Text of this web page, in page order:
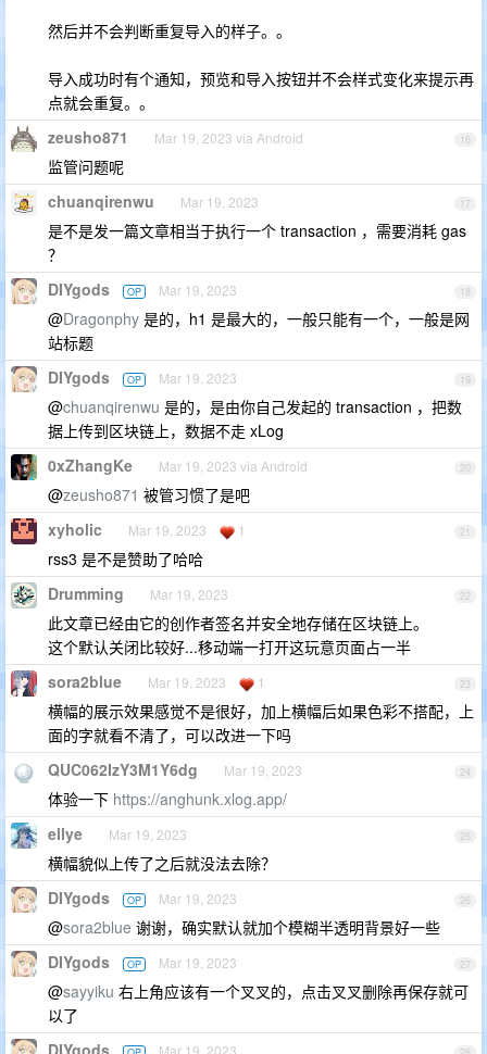
然后并不会判断重复导入的样子。。
导入成功时有个通知，预览和导入按钮并不会样式变化来提示再
点就会重复。。
16
zeusho871 Mar 19, 2023 via Android
监管问题呢
17
chuanqirenwu Mar 19, 2023
是不是发一篇文章相当于执行一个 transaction ，需要消耗 gas
？
18
DIYgods OP Mar 19, 2023
@Dragonphy 是的，h1 是最大的，一般只能有一个，一般是网
站标题
19
DIYgods OP Mar 19, 2023
@chuanqirenwu 是的，是由你自己发起的 transaction ，把数
据上传到区块链上，数据不走 xLog
20
0xZhangKe Mar 19, 2023 via Android
@zeusho871 被管习惯了是吧
21
xyholic Mar 19, 2023 1
rss3 是不是赞助了哈哈
22
Drumming Mar 19, 2023
此文章已经由它的创作者签名并安全地存储在区块链上。
这个默认关闭比较好...移动端一打开这玩意页面占一半
23
sora2blue Mar 19, 2023 1
横幅的展示效果感觉不是很好，加上横幅后如果色彩不搭配，上
面的字就看不清了，可以改进一下吗
24
QUC062IzY3M1Y6dg Mar 19, 2023
体验一下 https://anghunk.xlog.app/
25
ellye Mar 19, 2023
横幅貌似上传了之后就没法去除？
26
DIYgods OP Mar 19, 2023
@sora2blue 谢谢，确实默认就加个模糊半透明背景好一些
27
DIYgods OP Mar 19, 2023
@sayyiku 右上角应该有一个叉叉的，点击叉叉删除再保存就可
以了
DIYgods Mar 19, 2023